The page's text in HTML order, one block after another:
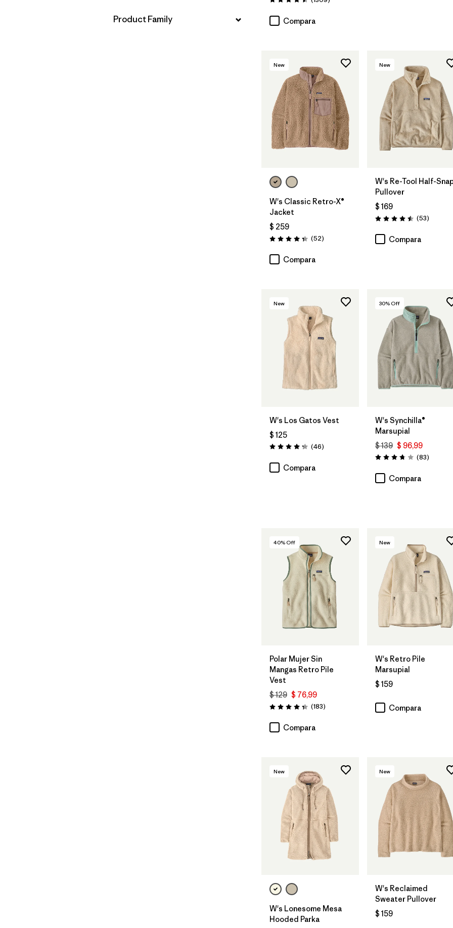
Filtrar por
Product Family
Valoración: 4.5 / 5
Compara
New
W's Classic Retro-X®
Jacket
$ 259
Valoración: 4.3 / 5
(52Comentarios
)
Compara
New
W's Re-Tool Half-
Pullover
$ 169
Valoración: 4.5 / 5
(53)
Compara
New
W's Los Gatos Vest
$ 125
Valoración: 4.2 / 5
(46Comentarios
)
Compara
30% Off
W's Synchilla®
Marsupial
$ 139 $ 96,99
Valoración: 3.8 / 5
(83)
Compara
40% Off
Polar Mujer Sin
Mangas Retro Pile
Vest
$ 129 $ 76,99
Valoración: 4.3 / 5
(183Comentarios
)
Compara
New
W's Retro Pile
Marsupial
$ 159
Compara
New
W's Lonesome Mesa
Hooded Parka
New
W's Reclaimed
Sweater Pullover
$ 159